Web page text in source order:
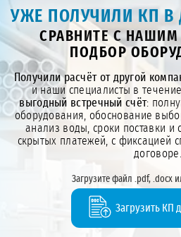
УЖЕ ПОЛУЧИЛИ КП В
СРАВНИТЕ С НАШИМ
ПОДБОР
Получили расчёт от другой
и наши специалисты в
выгодный встречный счёт:
оборудования, обоснование
анализ воды, сроки поставки и
скрытых платежей, с фиксацией
договоре.
Загрузите файл .pdf, .docx
Загрузить КП